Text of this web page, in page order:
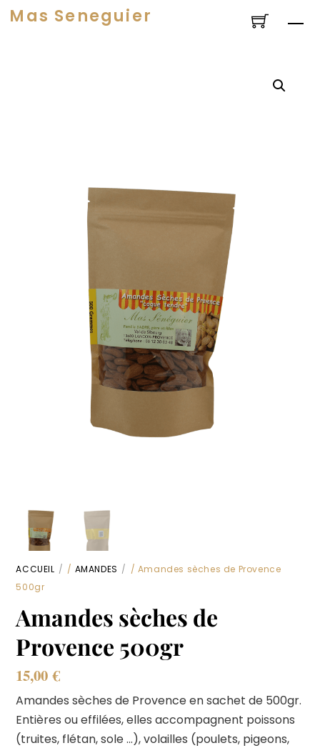
SkipMas Seneguier
ACCUEIL / AMANDES
/ Amandes sèches de Provence
500gr
Amandes sèches de
Provence 500gr
15,00€
Amandes sèches de Provence en sachet de 500gr.
Entières ou effilées, elles accompagnent poissons
(truites, flétan, sole …), volailles (poulets, pigeons,